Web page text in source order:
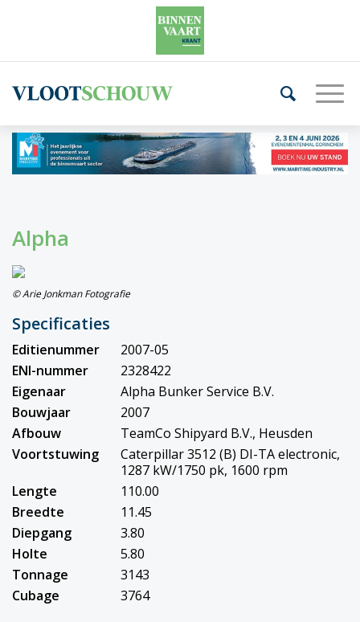
Alpha
© Arie Jonkman Fotografie
Specificaties
Editienummer
2007-05
ENI-nummer
2328422
Eigenaar
Alpha Bunker Service B.V.
Bouwjaar
2007
Afbouw
TeamCo Shipyard B.V., Heusden
Voortstuwing
Caterpillar 3512 (B) DI-TA electronic,
1287 kW/1750 pk, 1600 rpm
Lengte
110.00
Breedte
11.45
Diepgang
3.80
Holte
5.80
Tonnage
3143
Cubage
3764